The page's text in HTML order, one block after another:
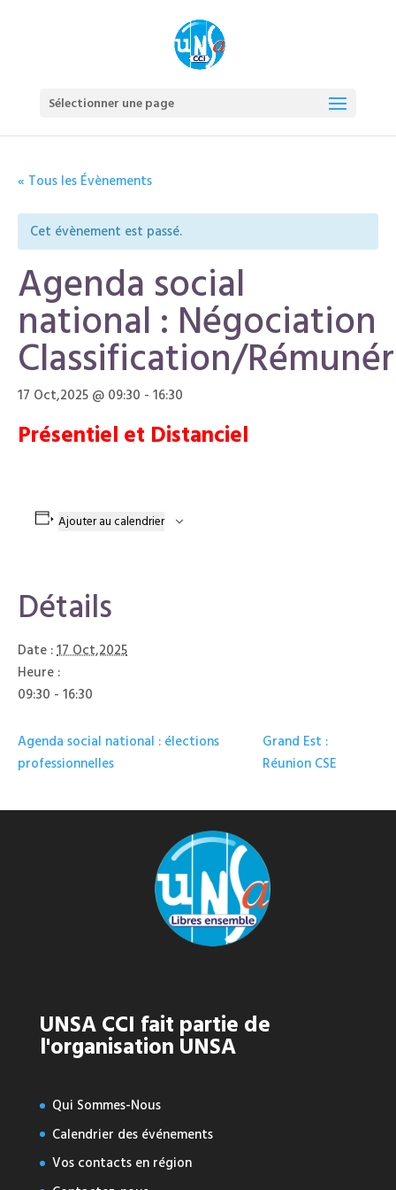
Sélectionner une page
« Tous les Évènements
Cet évènement est passé.
Agenda social
national : Négociation
Classification/
17 Oct,2025 @ 09:30 - 16:30
Présentiel et Distanciel
Ajouter au calendrier
Détails
Date :17 Oct,2025
Heure :
09:30 - 16:30
Agenda social national : élections
professionnelles
Grand Est :
Réunion CSE
UNSA CCI fait partie de
l'organisation UNSA
Qui Sommes-Nous
Calendrier des événements
Vos contacts en région